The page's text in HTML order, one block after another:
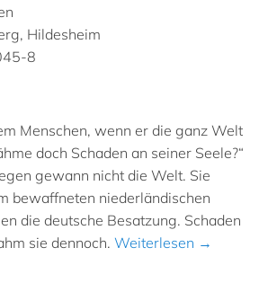
Hildesheim
8
Menschen, wenn er die ganz Welt
doch Schaden an seiner Seele?“
gewann nicht die Welt. Sie
bewaffneten niederländischen
die deutsche Besatzung. Schaden
sie dennoch.Weiterlesen →